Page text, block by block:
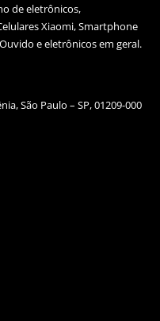
de eletrônicos,
Xiaomi, Smartphone
e eletrônicos em geral.
São Paulo – SP, 01209-000